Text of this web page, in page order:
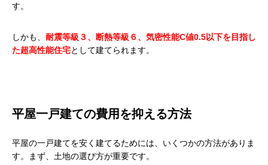
す。
しかも、 耐震等級３、断熱等級６、気密性能C値0.5以下を目指し
た超高性能住宅として建てられます。
平屋一戸建ての費用を抑える方法
平屋の一戸建てを安く建てるためには、いくつかの方法がありま
す。まず、土地の選び方が重要です。